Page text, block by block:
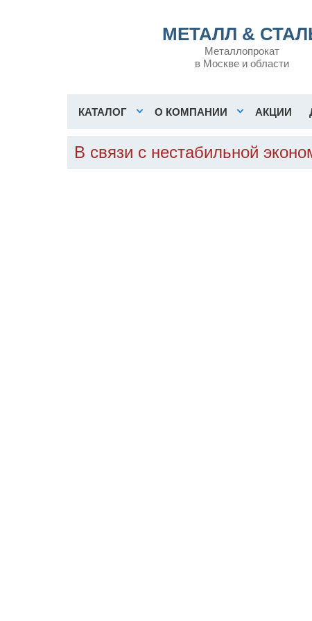
МЕТАЛЛ &
Металлопрокат
в Москве и области
КАТАЛОГ О КОМПАНИИ АКЦИИ
В связи с нестабильной